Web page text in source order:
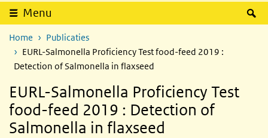
Menu
Home
Publicaties
EURL-Salmonella Proficiency Test food-feed 2019 :
Detection of Salmonella in flaxseed
EURL-Salmonella Proficiency Test
food-feed 2019 : Detection of
Salmonella in flaxseed